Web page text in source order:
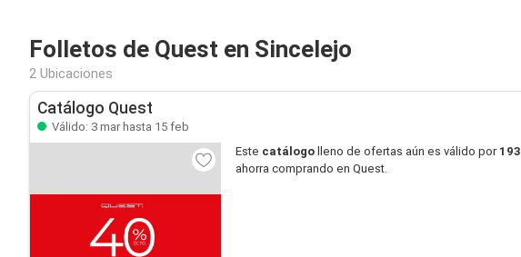
Folletos de Quest en Sincelejo
2 Ubicaciones
Catálogo Quest
Válido: 3 mar hasta 15 feb
Este catálogo lleno de ofertas aún es válido por 193
ahorra comprando en Quest.